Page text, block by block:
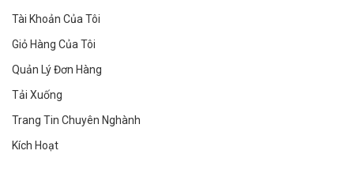
Tài Khoản Của Tôi
Giỏ Hàng Của Tôi
Quản Lý Đơn Hàng
Tải Xuống
Trang Tin Chuyên Nghành
Kích Hoạt